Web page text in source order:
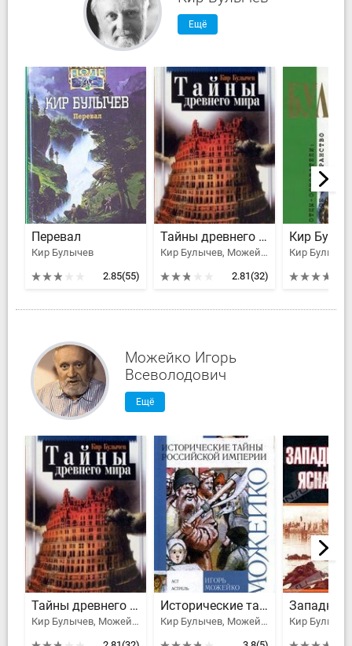
Ещё
Перевал
Кир Булычев
2.85(55)
Тайны древнего мира
Кир Булычев, Можейко Игорь Всеволодович
2.81(32)
Кир Булычев
Можейко Игорь
Всеволодович
Ещё
Тайны древнего мира
Кир Булычев, Можейко Игорь Всеволодович
Исторические тайны Российской империи
Кир Булычев, Можейко Игорь Всеволодович